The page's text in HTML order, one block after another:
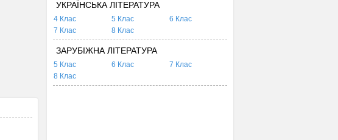
УКРАЇНСЬКА ЛІТЕРАТУРА
4 Клас 5 Клас
6 Клас
7 Клас
8 Клас
ЗАРУБІЖНА ЛІТЕРАТУРА
5 Клас 6 Клас
7 Клас
8 Клас